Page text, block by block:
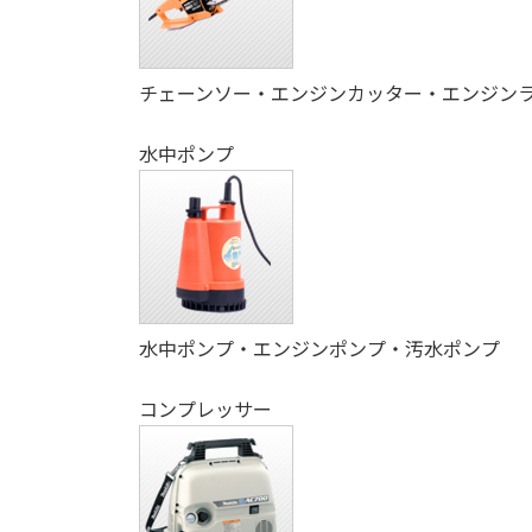
チェーンソー・エンジンカッター・エンジン
水中ポンプ
水中ポンプ・エンジンポンプ・汚水ポンプ
コンプレッサー